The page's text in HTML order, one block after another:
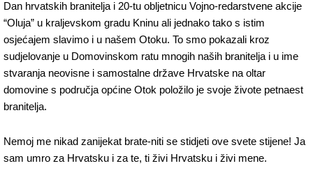
Dan hrvatskih branitelja i 20-tu obljetnicu Vojno-redarstvene akcije
“Oluja” u kraljevskom gradu Kninu ali jednako tako s istim
osjećajem slavimo i u našem Otoku. To smo pokazali kroz
sudjelovanje u Domovinskom ratu mnogih naših branitelja i u ime
stvaranja neovisne i samostalne države Hrvatske na oltar
domovine s područja općine Otok položilo je svoje živote petnaest
branitelja.
Nemoj me nikad zanijekat brate-niti se stidjeti ove svete stijene! Ja
sam umro za Hrvatsku i za te, ti živi Hrvatsku i živi mene.